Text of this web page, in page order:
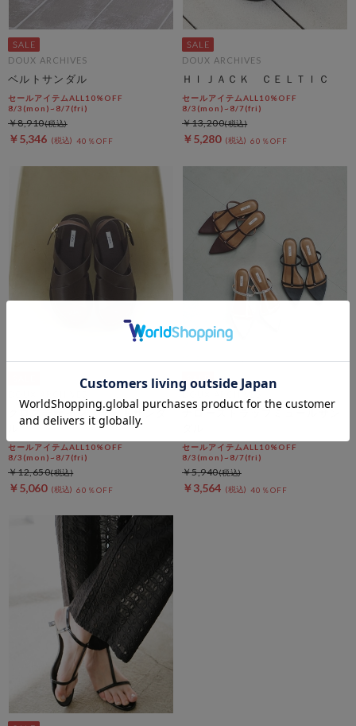
DOUX ARCHIVES
ベルトサンダル
セールアイテムALL10%OFF
8/3(mon)~8/7(fri)
￥5,346 40％OFF
￥8,910
DOUX ARCHIVES
ＨＩＪＡＣＫ ＣＥＬＴＩＣ
セールアイテムALL10%OFF
8/3(mon)~8/7(fri)
￥5,280 60％OFF
￥13,200
クロスデザインフラットサンダ
ル
セールアイテムALL10%OFF
8/3(mon)~8/7(fri)
￥5,060 60％OFF
￥12,650
DOUX ARCHIVES
ナローストラップミュールサン
セールアイテムALL10%OFF
8/3(mon)~8/7(fri)
￥3,564 40％OFF
￥5,940